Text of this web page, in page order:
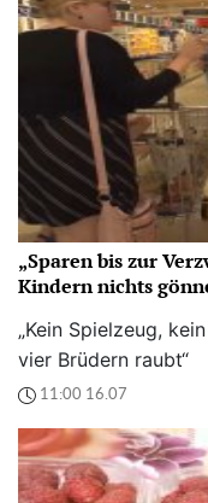
„Sparen bis zur
Kindern nichts
„Kein Spielzeug,
vier Brüdern raubt“
11:00 16.07